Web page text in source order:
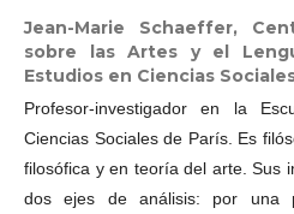
Jean-Marie Schaeffer,
sobre las Artes y el
Estudios en Ciencias
Profesor-investigador en la
Ciencias Sociales de París. Es
filosófica y en teoría del arte. Sus
dos ejes de análisis: por una